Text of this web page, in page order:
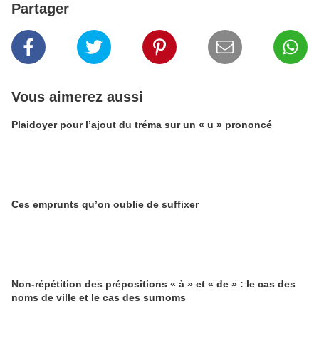
Partager
Vous aimerez aussi
Plaidoyer pour l’ajout du tréma sur un « u » prononcé
Ces emprunts qu’on oublie de suffixer
Non-répétition des prépositions « à » et « de » : le cas des
noms de ville et le cas des surnoms